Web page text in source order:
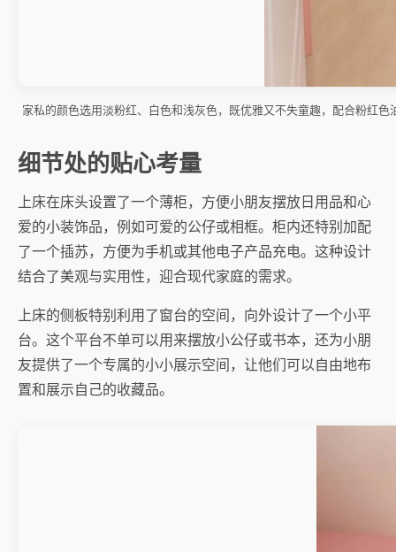
家私的颜色选用淡粉红、白色和浅灰色，既优雅又不失童趣，配合粉红
细节处的贴心考量
上床在床头设置了一个薄柜，方便小朋友摆放日用品和心
爱的小装饰品，例如可爱的公仔或相框。柜内还特别加配
了一个插苏，方便为手机或其他电子产品充电。这种设计
结合了美观与实用性，迎合现代家庭的需求。
上床的侧板特别利用了窗台的空间，向外设计了一个小平
台。这个平台不单可以用来摆放小公仔或书本，还为小朋
友提供了一个专属的小小展示空间，让他们可以自由地布
置和展示自己的收藏品。